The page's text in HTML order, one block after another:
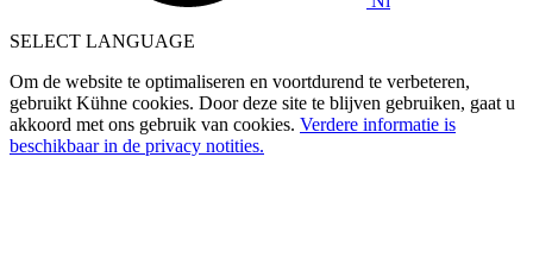
SELECT LANGUAGE
Om de website te optimaliseren en voortdurend te verbeteren,
gebruikt Kühne cookies. Door deze site te blijven gebruiken, gaat u
akkoord met ons gebruik van cookies. Verdere informatie is
beschikbaar in de privacy notities.